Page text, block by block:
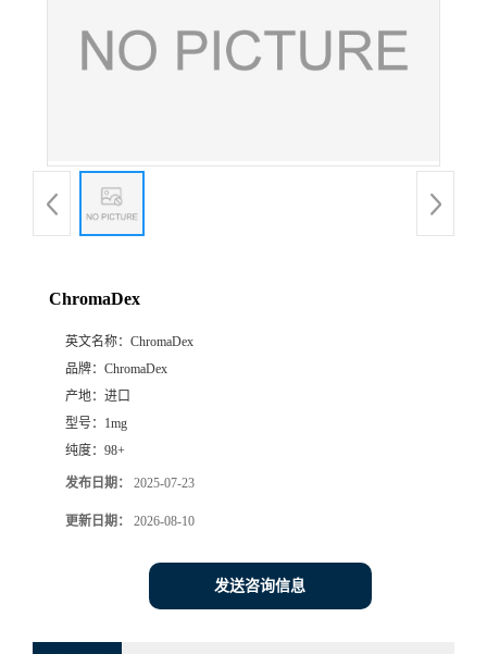
ChromaDex
英文名称： ChromaDex
品牌： ChromaDex
产地： 进口
型号： 1mg
纯度： 98+
发布日期： 2025-07-23
更新日期： 2026-08-10
发送咨询信息